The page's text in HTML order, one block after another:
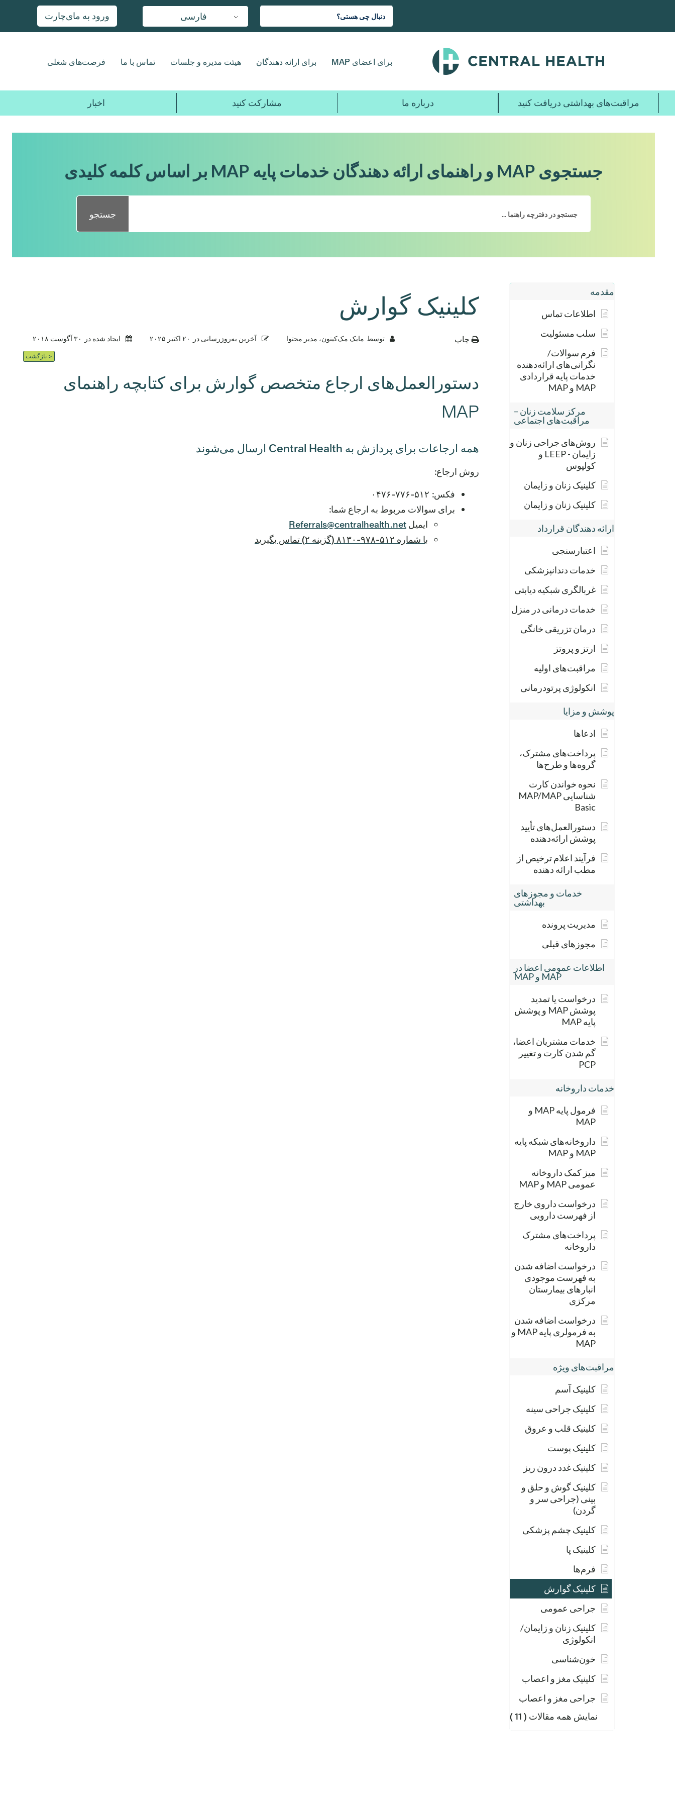
محتوای
فارسی ورود به مای‌چارت
برای اعضای MAP برای ارائه دهندگان هیئت مدیره و جلسات تماس با ما فرصت‌های شغلی
مراقبت‌های بهداشتی دریافت کنید درباره ما مشارکت کنید اخبار
جستجوی MAP و راهنمای ارائه دهندگان خدمات پایه MAP بر اساس کلمه کلیدی
جستجو
مقدمه
اطلاعات تماس
سلب مسئولیت
فرم سوالات/
نگرانی‌های ارائه‌دهنده
خدمات پایه قراردادی
MAP و MAP
مرکز سلامت زنان –
مراقبت‌های اجتماعی
روش‌های جراحی زنان و
زایمان - LEEP و
کولپوس
کلینیک زنان و زایمان
کلینیک زنان و زایمان
ارائه دهندگان قرارداد
اعتبارسنجی
خدمات دندانپزشکی
غربالگری شبکیه دیابتی
خدمات درمانی در منزل
درمان تزریقی خانگی
ارتز و پروتز
مراقبت‌های اولیه
انکولوژی پرتودرمانی
پوشش و مزایا
ادعاها
پرداخت‌های مشترک،
گروه‌ها و طرح‌ها
نحوه خواندن کارت
شناسایی MAP/MAP
Basic
دستورالعمل‌های تأیید
پوشش ارائه‌دهنده
فرآیند اعلام ترخیص از
مطب ارائه دهنده
خدمات و مجوزهای
بهداشتی
مدیریت پرونده
مجوزهای قبلی
اطلاعات عمومی اعضا در
MAP و MAP
درخواست یا تمدید
پوشش MAP و پوشش
پایه MAP
خدمات مشتریان اعضا،
گم شدن کارت و تغییر
PCP
خدمات داروخانه
فرمول پایه MAP و
MAP
داروخانه‌های شبکه پایه
MAP و MAP
میز کمک داروخانه
عمومی MAP و MAP
درخواست داروی خارج
از فهرست دارویی
پرداخت‌های مشترک
داروخانه
درخواست اضافه شدن
به فهرست موجودی
انبارهای بیمارستان
مرکزی
درخواست اضافه شدن
به فرمولری پایه MAP و
MAP
مراقبت‌های ویژه
کلینیک آسم
کلینیک جراحی سینه
کلینیک قلب و عروق
کلینیک پوست
کلینیک غدد درون ریز
کلینیک گوش و حلق و
بینی (جراحی سر و
گردن)
کلینیک چشم پزشکی
کلینیک پا
فرم‌ها
کلینیک گوارش
جراحی عمومی
کلینیک زنان و زایمان/
انکولوژی
خون‌شناسی
کلینیک مغز و اعصاب
جراحی مغز و اعصاب
نمایش همه مقالات ( 11 )
کلینیک گوارش
ایجاد شده در ۳۰ آگوست ۲۰۱۸ آخرین به‌روزرسانی در ۲۰ اکتبر ۲۰۲۵ توسط مایک مک‌کینون، مدیر محتوا چاپ
< بازگشت
دستورالعمل‌های ارجاع متخصص گوارش برای کتابچه راهنمای
MAP
همه ارجاعات برای پردازش به Central Health ارسال می‌شوند
روش ارجاع:
فکس: ۵۱۲-۷۷۶-۰۴۷۶
برای سوالات مربوط به ارجاع شما:
ایمیل Referrals@centralhealth.net
با شماره ۵۱۲-۹۷۸-۸۱۳۰ (گزینه ۲) تماس بگیرید